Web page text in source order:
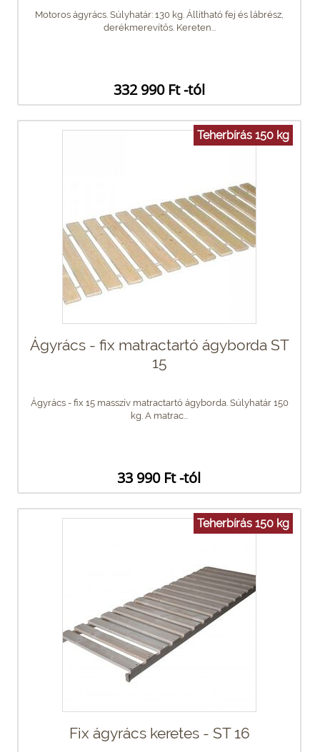
Motoros ágyrács. Súlyhatár: 130 kg. Állítható fej és lábrész,
derékmerevítős. Kereten...
332 990 Ft -tól
Teherbírás 150 kg
Ágyrács - fix matractartó ágyborda ST
15
Ágyrács - fix 15 masszív matractartó ágyborda. Súlyhatár 150
kg. A matrac...
33 990 Ft -tól
Teherbírás 150 kg
Fix ágyrács keretes - ST 16